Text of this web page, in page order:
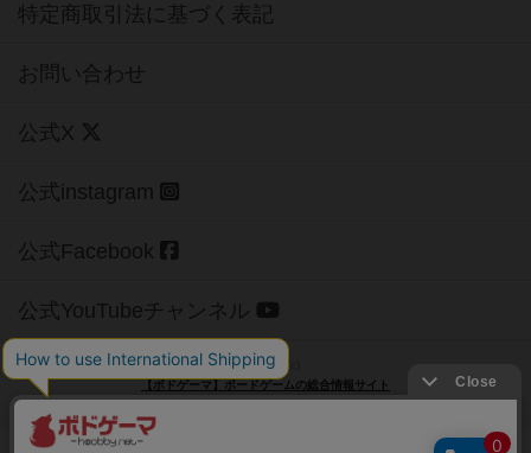
特定商取引法に基づく表記
お問い合わせ
公式X
公式instagram
公式Facebook
公式YouTubeチャンネル
Copyright (c)
【ボドゲーマ】ボードゲームの総合情報サイト